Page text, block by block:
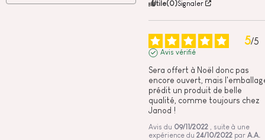
Utile(0)Signaler
5/5
Avis vérifié
Sera offert à Noël donc pas
encore ouvert, mais
prédit un produit de belle
qualité, comme toujours chez
Janod !
Avis du 09/11/2022
, suite à une
expérience du 24/10/2022 par A.A.